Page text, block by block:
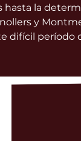
la
y
difícil